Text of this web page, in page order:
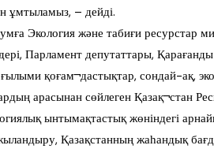
ұмтыламыз, – дейді.
Экология және табиғи ресурстар
Парламент депутаттары,
қоғам¬дастықтар, сондай-ақ,
арасынан сөйлеген Қазақ¬стан
ынтымақтастық жөніндегі
Қазақстанның жаһандық